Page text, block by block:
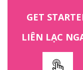
GET
LIÊN LẠC